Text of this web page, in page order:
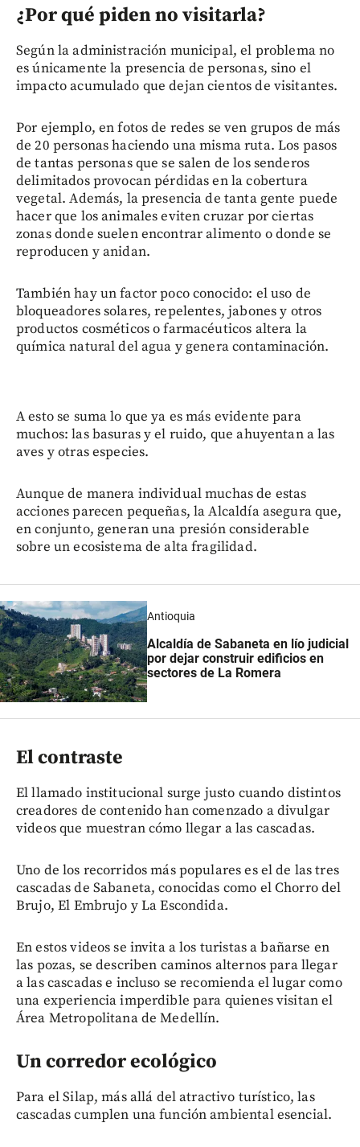
¿Por qué piden no visitarla?
Según la administración municipal, el problema no
es únicamente la presencia de personas, sino el
impacto acumulado que dejan cientos de visitantes.
Por ejemplo, en fotos de redes se ven grupos de más
de 20 personas haciendo una misma ruta. Los pasos
de tantas personas que se salen de los senderos
delimitados provocan pérdidas en la cobertura
vegetal. Además, la presencia de tanta gente puede
hacer que los animales eviten cruzar por ciertas
zonas donde suelen encontrar alimento o donde se
reproducen y anidan.
También hay un factor poco conocido: el uso de
bloqueadores solares, repelentes, jabones y otros
productos cosméticos o farmacéuticos altera la
química natural del agua y genera contaminación.
A esto se suma lo que ya es más evidente para
muchos: las basuras y el ruido, que ahuyentan a las
aves y otras especies.
Aunque de manera individual muchas de estas
acciones parecen pequeñas, la Alcaldía asegura que,
en conjunto, generan una presión considerable
sobre un ecosistema de alta fragilidad.
Antioquia
Alcaldía de Sabaneta en lío judicial
por dejar construir edificios en
sectores de La Romera
El contraste
El llamado institucional surge justo cuando distintos
creadores de contenido han comenzado a divulgar
videos que muestran cómo llegar a las cascadas.
Uno de los recorridos más populares es el de las tres
cascadas de Sabaneta, conocidas como el Chorro del
Brujo, El Embrujo y La Escondida.
En estos videos se invita a los turistas a bañarse en
las pozas, se describen caminos alternos para llegar
a las cascadas e incluso se recomienda el lugar como
una experiencia imperdible para quienes visitan el
Área Metropolitana de Medellín.
Un corredor ecológico
Para el Silap, más allá del atractivo turístico, las
cascadas cumplen una función ambiental esencial.